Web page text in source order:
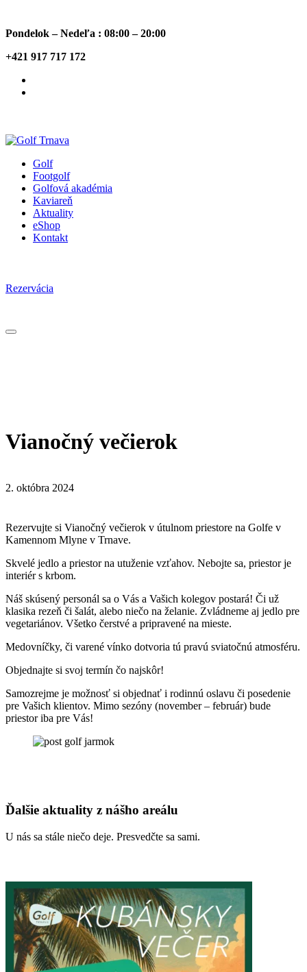
Pondelok – Nedeľa : 08:00 – 20:00
+421 917 717 172
Golf
Footgolf
Golfová akadémia
Kaviareň
Aktuality
eShop
Kontakt
Rezervácia
Vianočný večierok
2. októbra 2024
Rezervujte si Vianočný večierok v útulnom priestore na Golfe v
Kamennom Mlyne v Trnave.
Skvelé jedlo a priestor na utuženie vzťahov. Nebojte sa, priestor je
interiér s krbom.
Náš skúsený personál sa o Vás a Vašich kolegov postará! Či už
klasika rezeň či šalát, alebo niečo na želanie. Zvládneme aj jedlo pre
vegetariánov. Všetko čerstvé a pripravené na mieste.
Medovníčky, či varené vínko dotvoria tú pravú sviatočnú atmosféru.
Objednajte si svoj termín čo najskôr!
Samozrejme je možnosť si objednať i rodinnú oslavu či posedenie
pre Vašich klientov. Mimo sezóny (november – február) bude
priestor iba pre Vás!
Ďalšie aktuality z nášho areálu
U nás sa stále niečo deje. Presvedčte sa sami.